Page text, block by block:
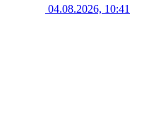
04.08.2026, 10:41